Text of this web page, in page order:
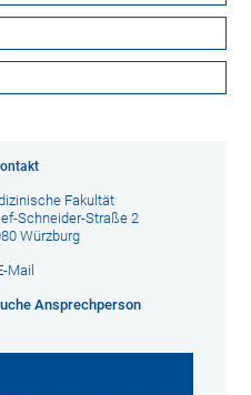
Fakultät
Schneider-Straße 2
Würzburg
Mail
Ansprechperson